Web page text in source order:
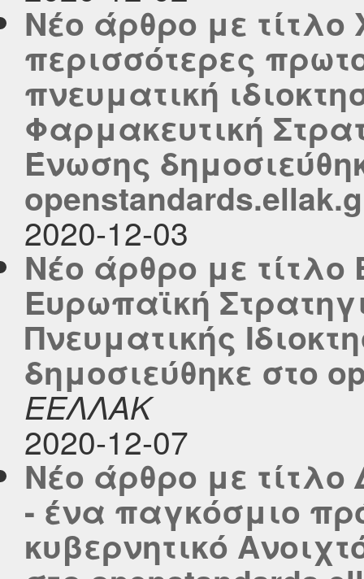
Νέο άρθρο με τίτλο
περισσότερες
πνευματική
Φαρμακευτική
Ένωσης
2020-12-03
Νέο άρθρο με τίτλο
Ευρωπαϊκή
Πνευματικής
δημοσιεύθηκε στο
ΕΕΛΛΑΚ
2020-12-07
Νέο άρθρο με
- ένα παγκόσμιο
κυβερνητικό